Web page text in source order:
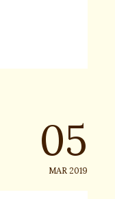
05
MAR 2019